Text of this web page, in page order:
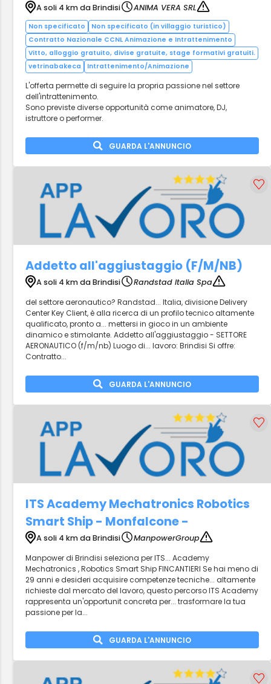
A soli 4 km da Brindisi ANIMA VERA SRL
Non specificato
Non specificato (in villaggio turistico)
Contratto Nazionale CCNL Animazione e Intrattenimento
Vitto, alloggio gratuito, divise gratuite, stage formativi gratuiti.
vetrinabakeca
Intrattenimento/Animazione
L'offerta permette di seguire la propria passione nel settore
dell'intrattenimento.
Sono previste diverse opportunità come animatore, DJ,
istruttore o performer.
GUARDA L'ANNUNCIO
Addetto all'aggiustaggio (F/M/NB)
A soli 4 km da Brindisi
Randstad Italia Spa
del settore aeronautico? Randstad... Italia, divisione Delivery
Center Key Client, è alla ricerca di un profilo tecnico altamente
qualificato, pronto a... mettersi in gioco in un ambiente
dinamico e stimolante. Addetto all'aggiustaggio - SETTORE
AERONAUTICO (f/m/nb) Luogo di... lavoro: Brindisi Si offre:
Contratto...
GUARDA L'ANNUNCIO
ITS Academy Mechatronics Robotics
Smart Ship - Monfalcone -
A soli 4 km da Brindisi
ManpowerGroup
Manpower di Brindisi seleziona per ITS... Academy
Mechatronics , Robotics Smart Ship FINCANTIERI Se hai meno di
29 anni e desideri acquisire competenze tecniche... altamente
richieste dal mercato del lavoro, questo percorso ITS Academy
rappresenta un'opportunit concreta per... trasformare la tua
passione per la...
GUARDA L'ANNUNCIO